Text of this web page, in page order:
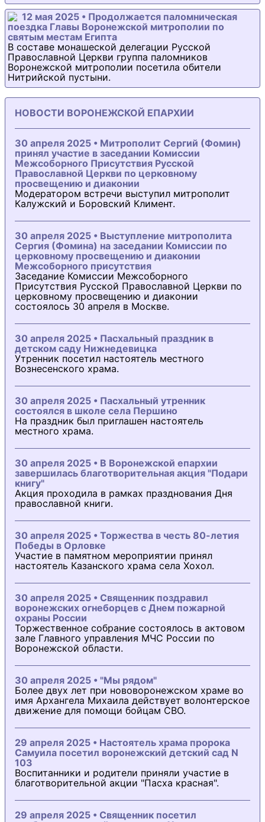
12 мая 2025 • Продолжается паломническая
поездка Главы Воронежской митрополии по
святым местам Египта
В составе монашеской делегации Русской
Православной Церкви группа паломников
Воронежской митрополии посетила обители
Нитрийской пустыни.
НОВОСТИ ВОРОНЕЖСКОЙ ЕПАРХИИ
30 апреля 2025 • Митрополит Сергий (Фомин)
принял участие в заседании Комиссии
Межсоборного Присутствия Русской
Православной Церкви по церковному
просвещению и диаконии
Модератором встречи выступил митрополит
Калужский и Боровский Климент.
30 апреля 2025 • Выступление митрополита
Сергия (Фомина) на заседании Комиссии по
церковному просвещению и диаконии
Межсоборного присутствия
Заседание Комиссии Межсоборного
Присутствия Русской Православной Церкви по
церковному просвещению и диаконии
состоялось 30 апреля в Москве.
30 апреля 2025 • Пасхальный праздник в
детском саду Нижнедевицка
Утренник посетил настоятель местного
Вознесенского храма.
30 апреля 2025 • Пасхальный утренник
состоялся в школе села Першино
На праздник был приглашен настоятель
местного храма.
30 апреля 2025 • В Воронежской епархии
завершилась благотворительная акция "Подари
книгу"
Акция проходила в рамках празднования Дня
православной книги.
30 апреля 2025 • Торжества в честь 80-летия
Победы в Орловке
Участие в памятном мероприятии принял
настоятель Казанского храма села Хохол.
30 апреля 2025 • Священник поздравил
воронежских огнеборцев с Днем пожарной
охраны России
Торжественное собрание состоялось в актовом
зале Главного управления МЧС России по
Воронежской области.
30 апреля 2025 • "Мы рядом"
Более двух лет при нововоронежском храме во
имя Архангела Михаила действует волонтерское
движение для помощи бойцам СВО.
29 апреля 2025 • Настоятель храма пророка
Самуила посетил воронежский детский сад N
103
Воспитанники и родители приняли участие в
благотворительной акции "Пасха красная".
29 апреля 2025 • Священник посетил